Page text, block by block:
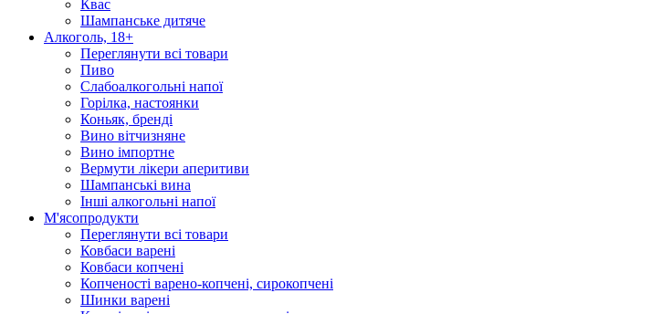
Квас
Шампанське дитяче
Алкоголь, 18+
Переглянути всі товари
Пиво
Слабоалкогольні напої
Горілка, настоянки
Коньяк, бренді
Вино вітчизняне
Вино імпортне
Вермути лікери аперитиви
Шампанські вина
Інші алкогольні напої
М'ясопродукти
Переглянути всі товари
Ковбаси варені
Ковбаси копчені
Копченості варено-копчені, сирокопчені
Шинки варені